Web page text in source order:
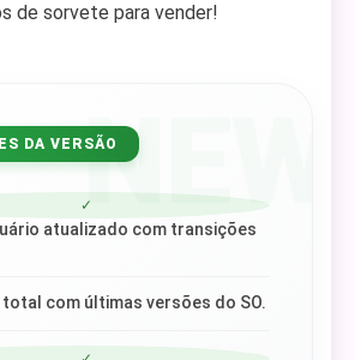
de sorvete para vender!
NEW
DA VERSÃO
✓
atualizado com transições
com últimas versões do SO.